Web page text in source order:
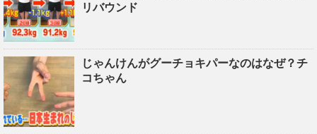
リバウンド
じゃんけんがグーチョキパーなのはなぜ？チ
コちゃん